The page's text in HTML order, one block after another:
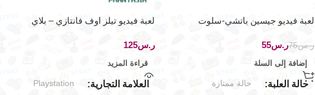
لعبة فيديو جيسين باتشي-سلوت
ر.س75ر.س55
إضافة إلى السلة
حالة العلبة حالة ممتازة
لعبة فيديو تيلز اوف فانتازي – بلاي
ر.س
قراءة المزيد
العلامة التجارية Playstation